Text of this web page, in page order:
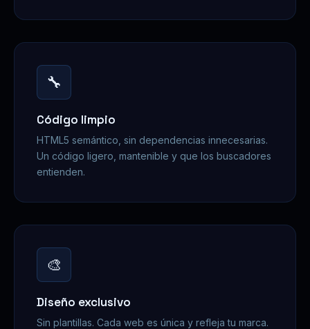
🔧
Código limpio
HTML5 semántico, sin dependencias innecesarias.
Un código ligero, mantenible y que los buscadores
entienden.
🎨
Diseño exclusivo
Sin plantillas. Cada web es única y refleja tu marca.